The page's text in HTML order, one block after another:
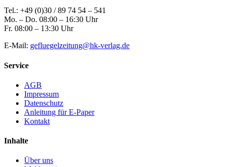
Tel.: +49 (0)30 / 89 74 54 – 541
Mo. – Do. 08:00 – 16:30 Uhr
Fr. 08:00 – 13:30 Uhr
E-Mail: gefluegelzeitung@hk-verlag.de
Service
AGB
Impressum
Datenschutz
Anleitung für E-Paper
Kontakt
Inhalte
Über uns